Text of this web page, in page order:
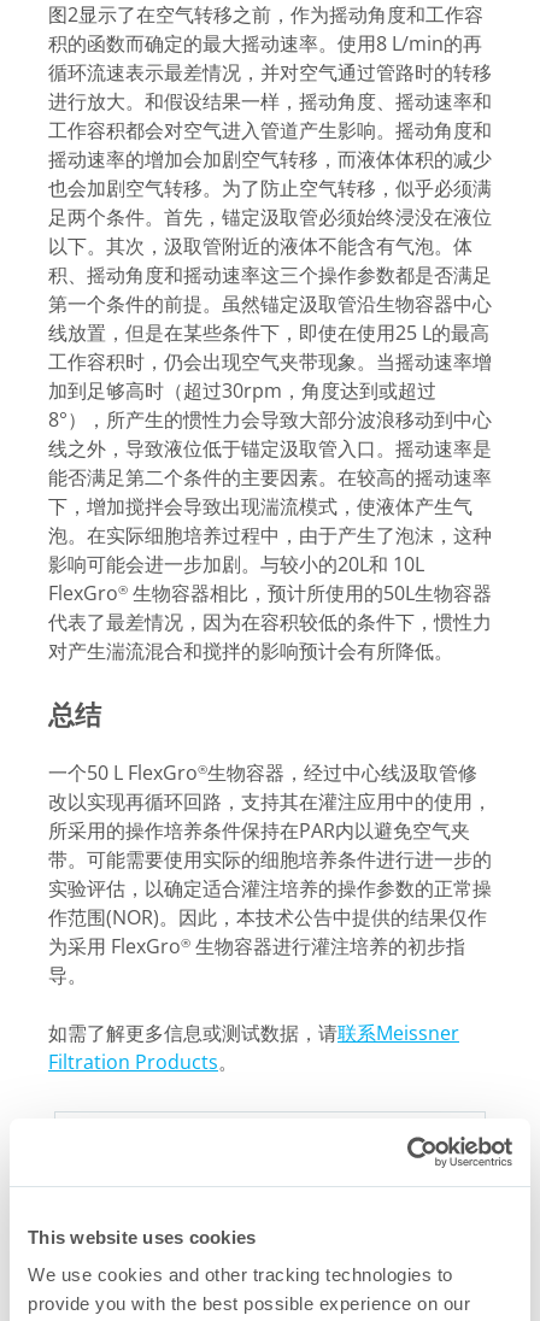
This website uses cookies
We use cookies and other tracking technologies to
provide you with the best possible experience on our
图2显示了在空气转移之前，作为摇动角度和工作容
积的函数而确定的最大摇动速率。使用8 L/min的再
循环流速表示最差情况，并对空气通过管路时的转移
进行放大。和假设结果一样，摇动角度、摇动速率和
工作容积都会对空气进入管道产生影响。摇动角度和
摇动速率的增加会加剧空气转移，而液体体积的减少
也会加剧空气转移。为了防止空气转移，似乎必须满
足两个条件。首先，锚定汲取管必须始终浸没在液位
以下。其次，汲取管附近的液体不能含有气泡。体
积、摇动角度和摇动速率这三个操作参数都是否满足
第一个条件的前提。虽然锚定汲取管沿生物容器中心
线放置，但是在某些条件下，即使在使用25 L的最高
工作容积时，仍会出现空气夹带现象。当摇动速率增
加到足够高时（超过30rpm，角度达到或超过
8°），所产生的惯性力会导致大部分波浪移动到中心
线之外，导致液位低于锚定汲取管入口。摇动速率是
能否满足第二个条件的主要因素。在较高的摇动速率
下，增加搅拌会导致出现湍流模式，使液体产生气
泡。在实际细胞培养过程中，由于产生了泡沫，这种
影响可能会进一步加剧。与较小的20L和 10L
FlexGro® 生物容器相比，预计所使用的50L生物容器
代表了最差情况，因为在容积较低的条件下，惯性力
对产生湍流混合和搅拌的影响预计会有所降低。
总结
一个50 L FlexGro®生物容器，经过中心线汲取管修
改以实现再循环回路，支持其在灌注应用中的使用，
所采用的操作培养条件保持在PAR内以避免空气夹
带。可能需要使用实际的细胞培养条件进行进一步的
实验评估，以确定适合灌注培养的操作参数的正常操
作范围(NOR)。因此，本技术公告中提供的结果仅作
为采用 FlexGro® 生物容器进行灌注培养的初步指
导。
如需了解更多信息或测试数据，请联系Meissner
Filtration Products。